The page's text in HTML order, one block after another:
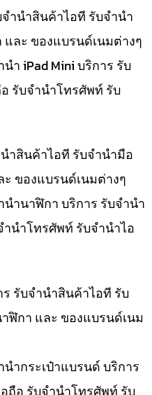
ำนำสินค้าไอที รับจำนำ
ละ ของแบรนด์เนมต่างๆ
ำ iPad Mini บริการ รับ
รับจำนำโทรศัพท์ รับ
ำสินค้าไอที รับจำนำมือ
ของแบรนด์เนมต่างๆ
ำนาฬิกา บริการ รับจำนำ
นำโทรศัพท์ รับจำนำไอ
รับจำนำสินค้าไอที รับ
ฬิกา และ ของแบรนด์เนม
ำกระเป๋าแบรนด์ บริการ
ถือ รับจำนำโทรศัพท์ รับ